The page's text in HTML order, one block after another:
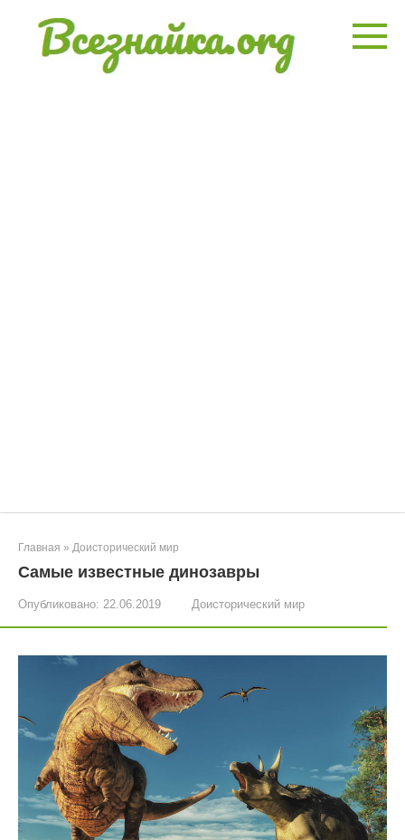
контенту
Главная » Доисторический мир
Самые известные динозавры
Опубликовано: 22.06.2019 Доисторический мир